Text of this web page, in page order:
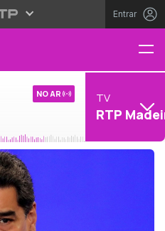
Entrar
NO AR TV
RTP